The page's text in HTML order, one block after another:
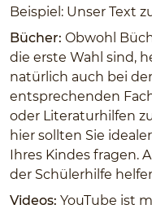
Beispiel: Unser Text
Bücher: Obwohl
die erste Wahl sind,
natürlich auch bei
entsprechenden
oder Literaturhilfen
hier sollten Sie
Ihres Kindes fragen.
der Schülerhilfe
Videos: YouTube ist